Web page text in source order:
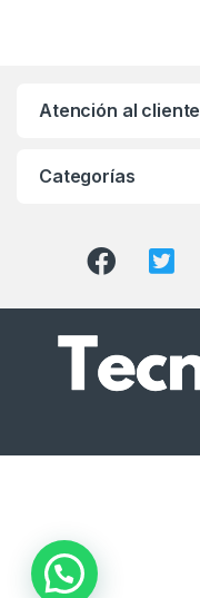
Atención al cliente
Categorías